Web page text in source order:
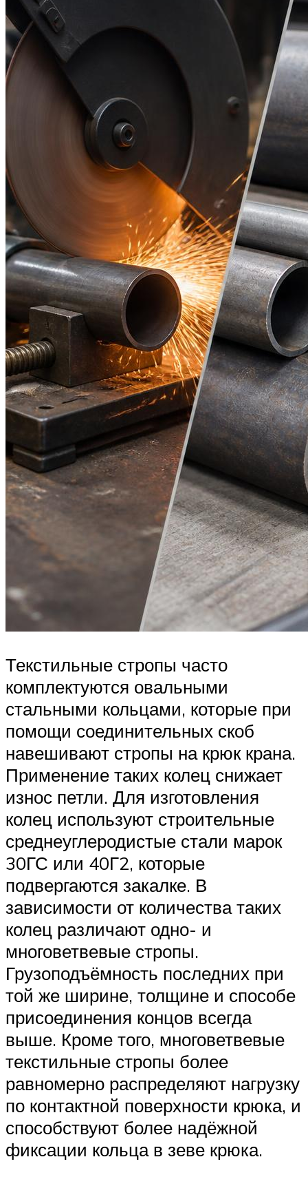
Текстильные стропы часто
комплектуются овальными
стальными кольцами, которые при
помощи соединительных скоб
навешивают стропы на крюк крана.
Применение таких колец снижает
износ петли. Для изготовления
колец используют строительные
среднеуглеродистые стали марок
30ГС или 40Г2, которые
подвергаются закалке. В
зависимости от количества таких
колец различают одно- и
многоветвевые стропы.
Грузоподъёмность последних при
той же ширине, толщине и способе
присоединения концов всегда
выше. Кроме того, многоветвевые
текстильные стропы более
равномерно распределяют нагрузку
по контактной поверхности крюка, и
способствуют более надёжной
фиксации кольца в зеве крюка.